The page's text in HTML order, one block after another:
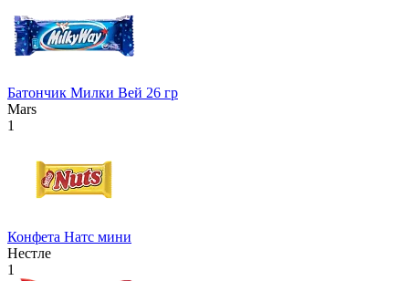
Батончик Милки Вей 26 гр
Mars
1
Конфета Натс мини
Нестле
1